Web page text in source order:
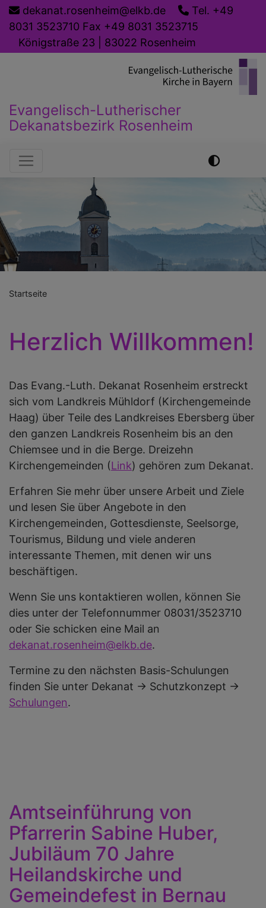
Direkt
zum
Inhalt
dekanat.rosenheim@elkb.de
Tel. +49
8031 3523710 Fax +49 8031 3523715
Königstraße 23 | 83022 Rosenheim
Evangelisch-Lutherischer
Dekanatsbezirk Rosenheim
Hauptnavigation
Previous
Startseite
Herzlich Willkommen!
Das Evang.-Luth. Dekanat Rosenheim erstreckt
sich vom Landkreis Mühldorf (Kirchengemeinde
Haag) über Teile des Landkreises Ebersberg über
den ganzen Landkreis Rosenheim bis an den
Chiemsee und in die Berge. Dreizehn
Kirchengemeinden (Link) gehören zum Dekanat.
Erfahren Sie mehr über unsere Arbeit und Ziele
und lesen Sie über Angebote in den
Kirchengemeinden, Gottesdienste, Seelsorge,
Tourismus, Bildung und viele anderen
interessante Themen, mit denen wir uns
beschäftigen.
Wenn Sie uns kontaktieren wollen, können Sie
dies unter der Telefonnummer 08031/3523710
oder Sie schicken eine Mail an
dekanat.rosenheim@elkb.de.
Termine zu den nächsten Basis-Schulungen
finden Sie unter Dekanat -> Schutzkonzept ->
Schulungen.
Amtseinführung von
Pfarrerin Sabine Huber,
Jubiläum 70 Jahre
Heilandskirche und
Gemeindefest in Bernau